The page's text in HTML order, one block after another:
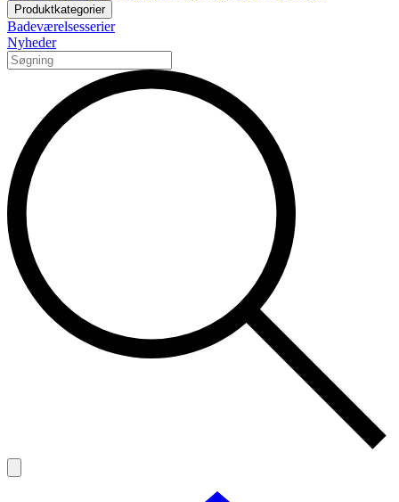
Produktkategorier
Badeværelsesserier
Nyheder